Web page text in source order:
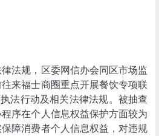
法规，区委网信办会同区市场监
来福士商圈重点开展餐饮专项联
法行动及相关法律法规。被抽查
序在个人信息权益保护方面较为
障消费者个人信息权益，对违规